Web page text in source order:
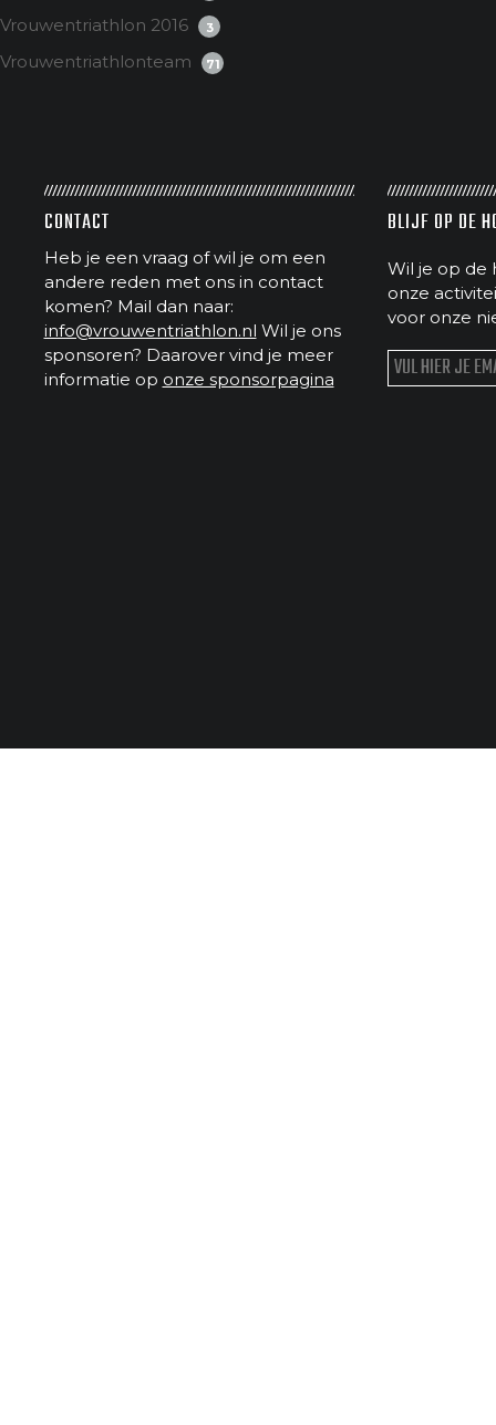
Vrouwentriathlon 2016 3
Vrouwentriathlonteam 71
CONTACT
Heb je een vraag of wil je om een
andere reden met ons in contact
komen? Mail dan naar:
info@vrouwentriathlon.nl Wil je ons
sponsoren? Daarover vind je meer
informatie op onze sponsorpagina
BLIJF OP DE
Wil je op de
onze
voor onze